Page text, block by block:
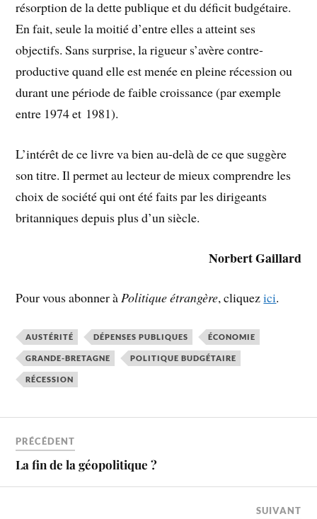
résorption de la dette publique et du déficit budgétaire.
En fait, seule la moitié d’entre elles a atteint ses
objectifs. Sans surprise, la rigueur s’avère contre-
productive quand elle est menée en pleine récession ou
durant une période de faible croissance (par exemple
entre 1974 et 1981).
L’intérêt de ce livre va bien au-delà de ce que suggère
son titre. Il permet au lecteur de mieux comprendre les
choix de société qui ont été faits par les dirigeants
britanniques depuis plus d’un siècle.
Norbert Gaillard
Pour vous abonner àPolitique étrangère, cliquezici.
AUSTÉRITÉ DÉPENSES PUBLIQUES ÉCONOMIE
GRANDE-BRETAGNE POLITIQUE BUDGÉTAIRE
RÉCESSION
PRÉCÉDENT
La fin de la géopolitique ?
SUIVANT